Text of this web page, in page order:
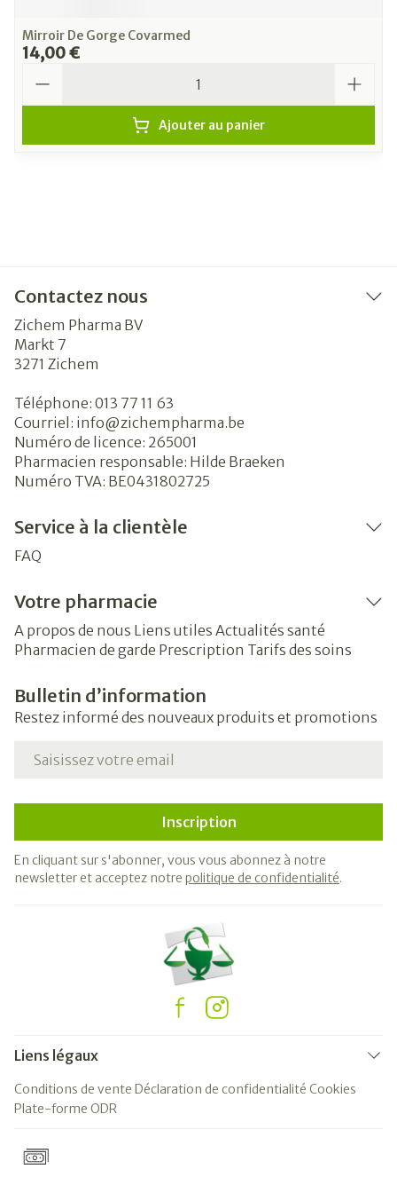
Mirroir De Gorge Covarmed
14,00 €
Ajouter au panier
Contactez nous
Zichem Pharma BV
Markt 7
3271 Zichem
Téléphone: 013 77 11 63
Courriel: info@zichempharma.be
Numéro de licence: 265001
Pharmacien responsable: Hilde Braeken
Numéro TVA: BE0431802725
Service à la clientèle
FAQ
Votre pharmacie
A propos de nous Liens utiles Actualités santé
Pharmacien de garde Prescription Tarifs des soins
Bulletin d’information
Restez informé des nouveaux produits et promotions
Adresse mail
Inscription
En cliquant sur s'abonner, vous vous abonnez à notre
newsletter et acceptez notre politique de confidentialité.
Liens légaux
Conditions de vente Déclaration de confidentialité Cookies
Plate-forme ODR